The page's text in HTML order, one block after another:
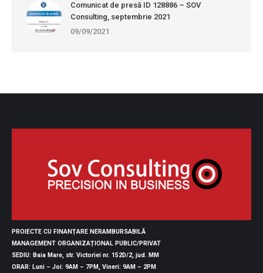
Comunicat de presă ID 128886 – SOV
Consulting, septembrie 2021
09/09/2021
PROIECTE CU FINANȚARE NERAMBURSABILĂ
MANAGEMENT ORGANIZAȚIONAL PUBLIC/PRIVAT
SEDIU: Baia Mare, str. Victoriei nr. 152D/2, jud. MM
ORAR: Luni – Joi: 9AM – 7PM, Vineri: 9AM – 2PM